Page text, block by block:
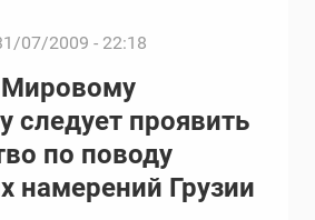
07/2009 - 22:18
следует проявить
по поводу
намерений Грузии